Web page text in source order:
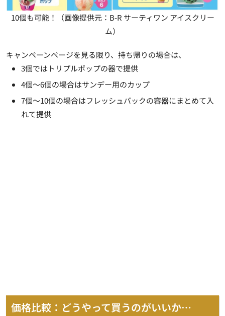
10個も可能！（画像提供元：B-R サーティワン アイスクリー
ム）
キャンペーンページを見る限り、持ち帰りの場合は、
3個ではトリプルポップの器で提供
4個～6個の場合はサンデー用のカップ
7個～10個の場合はフレッシュパックの容器にまとめて入
れて提供
価格比較：どうやって買うのがいいか…